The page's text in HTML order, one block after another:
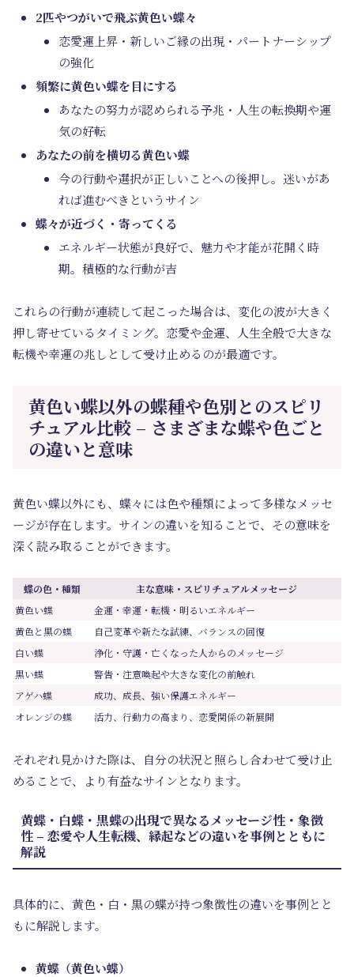
2匹やつがいで飛ぶ黄色い蝶々
恋愛運上昇・新しいご縁の出現・パートナーシップ
の強化
頻繁に黄色い蝶を目にする
あなたの努力が認められる予兆・人生の転換期や運
気の好転
あなたの前を横切る黄色い蝶
今の行動や選択が正しいことへの後押し。迷いがあ
れば進むべきというサイン
蝶々が近づく・寄ってくる
エネルギー状態が良好で、魅力や才能が花開く時
期。積極的な行動が吉
これらの行動が連続して起こった場合は、変化の波が大きく
押し寄せているタイミング。恋愛や金運、人生全般で大きな
転機や幸運の兆しとして受け止めるのが最適です。
黄色い蝶以外の蝶種や色別とのスピリ
チュアル比較 – さまざまな蝶や色ごと
の違いと意味
黄色い蝶以外にも、蝶々には色や種類によって多様なメッセ
ージが存在します。サインの違いを知ることで、その意味を
深く読み取ることができます。
蝶の色・種類
主な意味・スピリチュアルメッセージ
黄色い蝶
金運・幸運・転機・明るいエネルギー
黄色と黒の蝶
自己変革や新たな試練、バランスの回復
白い蝶
浄化・守護・亡くなった人からのメッセージ
黒い蝶
警告・注意喚起や大きな変化の前触れ
アゲハ蝶
成功、成長、強い保護エネルギー
オレンジの蝶
活力、行動力の高まり、恋愛関係の新展開
それぞれ見かけた際は、自分の状況と照らし合わせて受け止
めることで、より有益なサインとなります。
黄蝶・白蝶・黒蝶の出現で異なるメッセージ性・象徴
性 – 恋愛や人生転機、縁起などの違いを事例とともに
解説
具体的に、黄色・白・黒の蝶が持つ象徴性の違いを事例とと
もに解説します。
黄蝶（黄色い蝶）